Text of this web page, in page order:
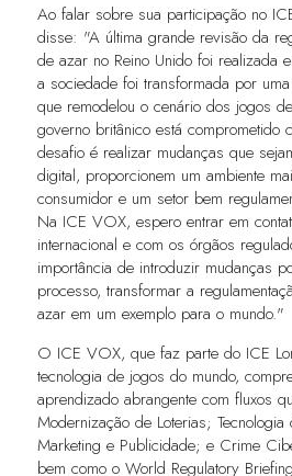
Ao falar sobre sua participação no
disse: "A última grande revisão da
de azar no Reino Unido foi realizada
a sociedade foi transformada por
que remodelou o cenário dos jogos
governo britânico está comprometido
desafio é realizar mudanças que
digital, proporcionem um ambiente
consumidor e um setor bem
Na ICE VOX, espero entrar em
internacional e com os órgãos
importância de introduzir mudanças
processo, transformar a
azar em um exemplo para o mundo."
O ICE VOX, que faz parte do ICE
tecnologia de jogos do mundo,
aprendizado abrangente com fluxos
Modernização de Loterias;
Marketing e Publicidade; e Crime
bem como o World Regulatory